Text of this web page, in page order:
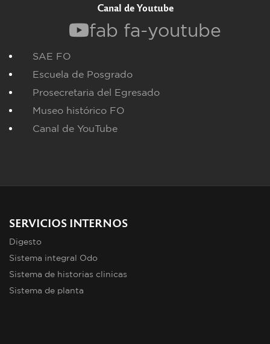
Canal de Youtube
fab fa-youtube
SAE FO
Escuela de Posgrado
Prosecretaria del Egresado
Museo histórico FO
Canal de YouTube
SERVICIOS INTERNOS
Digesto
Sistema integral Odo
Sistema de historias clinicas
Sistema de planta